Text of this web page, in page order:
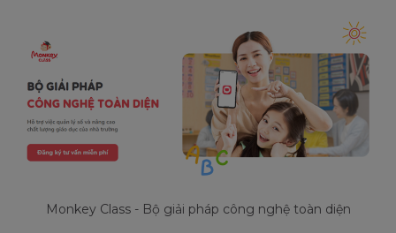
Monkey Class - Bộ giải pháp công nghệ toàn diện